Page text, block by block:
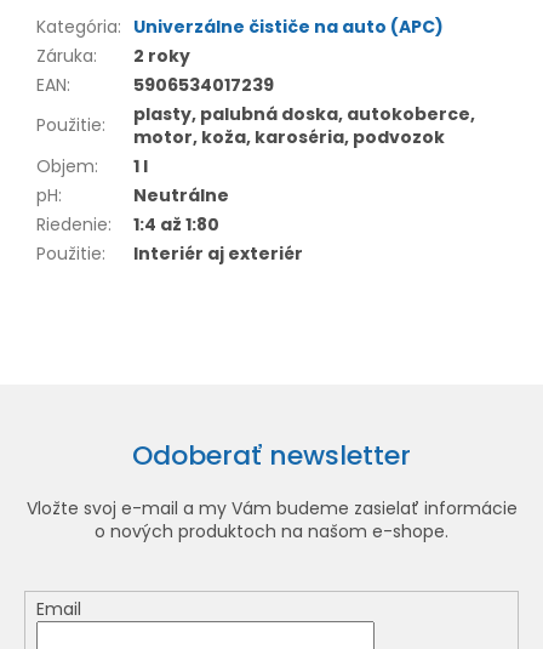
Kategória: Univerzálne čističe na auto (APC)
Záruka:
2 roky
EAN:
5906534017239
Použitie:
plasty, palubná doska, autokoberce,
motor, koža, karoséria, podvozok
Objem:
1 l
pH:
Neutrálne
Riedenie:
1:4 až 1:80
Použitie: Interiér aj exteriér
Odoberať newsletter
Vložte svoj e-mail a my Vám budeme zasielať informácie
o nových produktoch na našom e-shope.
Email